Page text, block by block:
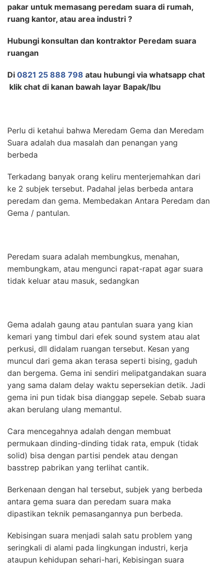
pakar untuk memasang peredam suara di rumah,
ruang kantor, atau area industri ?
Hubungi konsultan dan kontraktor Peredam suara
ruangan
Di 0821 25 888 798 atau hubungi via whatsapp chat
klik chat di kanan bawah layar Bapak/Ibu
Perlu di ketahui bahwa Meredam Gema dan Meredam
Suara adalah dua masalah dan penangan yang
berbeda
Terkadang banyak orang keliru menterjemahkan dari
ke 2 subjek tersebut. Padahal jelas berbeda antara
peredam dan gema. Membedakan Antara Peredam dan
Gema / pantulan.
Peredam suara adalah membungkus, menahan,
membungkam, atau mengunci rapat-rapat agar suara
tidak keluar atau masuk, sedangkan
Gema adalah gaung atau pantulan suara yang kian
kemari yang timbul dari efek sound system atau alat
perkusi, dll didalam ruangan tersebut. Kesan yang
muncul dari gema akan terasa seperti bising, gaduh
dan bergema. Gema ini sendiri melipatgandakan suara
yang sama dalam delay waktu sepersekian detik. Jadi
gema ini pun tidak bisa dianggap sepele. Sebab suara
akan berulang ulang memantul.
Cara mencegahnya adalah dengan membuat
permukaan dinding-dinding tidak rata, empuk (tidak
solid) bisa dengan partisi pendek atau dengan
basstrep pabrikan yang terlihat cantik.
Berkenaan dengan hal tersebut, subjek yang berbeda
antara gema suara dan peredam suara maka
dipastikan teknik pemasangannya pun berbeda.
Kebisingan suara menjadi salah satu problem yang
seringkali di alami pada lingkungan industri, kerja
ataupun kehidupan sehari-hari, Kebisingan suara